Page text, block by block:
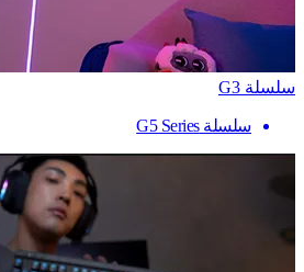
سلسلة G3
سلسلة G5 Series